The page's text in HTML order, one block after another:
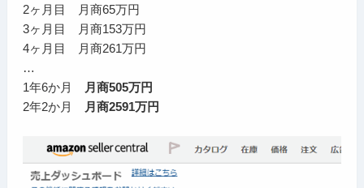
2ヶ月目 月商65万円
3ヶ月目 月商153万円
4ヶ月目 月商261万円
…
1年6か月
月商505万円
2年2か月
月商2591万円